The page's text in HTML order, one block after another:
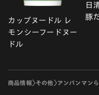
カップヌードル レ
モンシーフードヌー
ドル
日
豚
商品情報 その他 アンパンマン